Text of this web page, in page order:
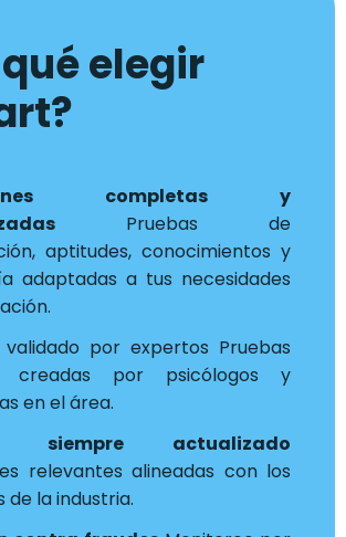
elegir
completas y
Pruebas de
aptitudes, conocimientos y
adaptadas a tus necesidades
validado por expertos Pruebas
creadas por psicólogos y
en el área.
siempre actualizado
relevantes alineadas con los
de la industria.